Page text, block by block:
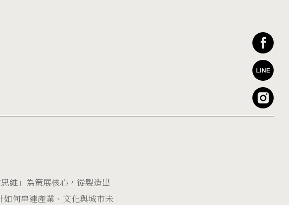
維」為策展核心，從製造出
何串連產業、文化與城市未